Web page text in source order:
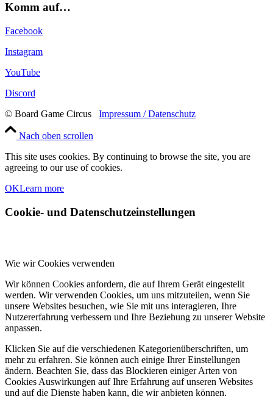
Komm auf…
Facebook
Instagram
YouTube
Discord
© Board Game Circus Impressum / Datenschutz
Nach oben scrollen
This site uses cookies. By continuing to browse the site, you are
agreeing to our use of cookies.
OKLearn more
Cookie- und Datenschutzeinstellungen
Wie wir Cookies verwenden
Wir können Cookies anfordern, die auf Ihrem Gerät eingestellt
werden. Wir verwenden Cookies, um uns mitzuteilen, wenn Sie
unsere Websites besuchen, wie Sie mit uns interagieren, Ihre
Nutzererfahrung verbessern und Ihre Beziehung zu unserer Website
anpassen.
Klicken Sie auf die verschiedenen Kategorienüberschriften, um
mehr zu erfahren. Sie können auch einige Ihrer Einstellungen
ändern. Beachten Sie, dass das Blockieren einiger Arten von
Cookies Auswirkungen auf Ihre Erfahrung auf unseren Websites
und auf die Dienste haben kann, die wir anbieten können.